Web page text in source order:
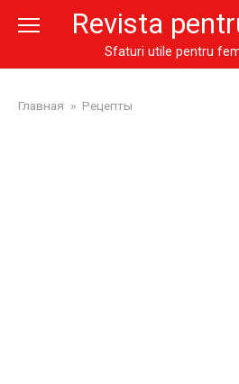
Revista
Sfaturi utile pentru
Главная » Рецепты